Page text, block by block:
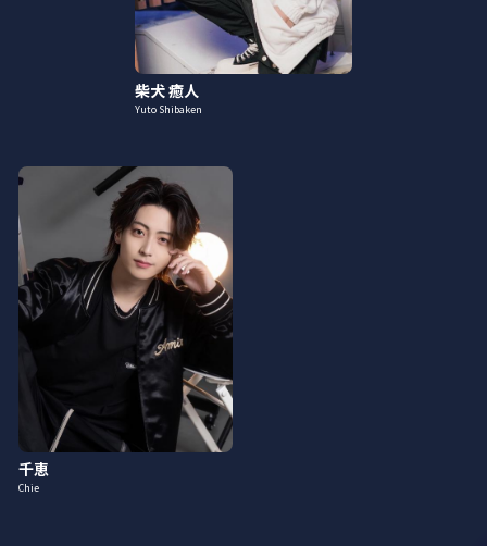
柴犬 癒人
Yuto Shibaken
千恵
Chie